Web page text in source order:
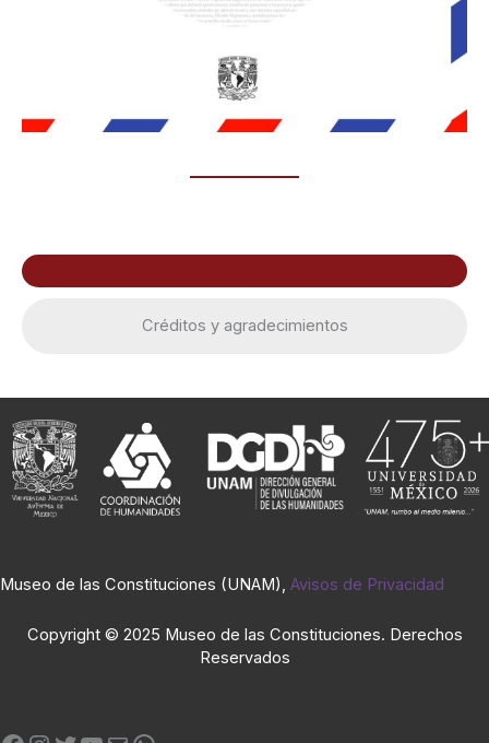
Créditos y agradecimientos
Museo de las Constituciones (UNAM), Avisos de Privacidad
Copyright © 2025 Museo de las Constituciones. Derechos
Reservados